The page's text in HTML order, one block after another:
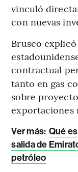
vinculó
con nuevas
Brusco
contractual
tanto en gas
sobre
exportaciones
Ver más: Qué
salida de
petróleo